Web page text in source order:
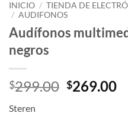
INICIO / TIENDA DE
/ AUDIFONOS
Audífonos
negros
$299.00 $269.00
Steren